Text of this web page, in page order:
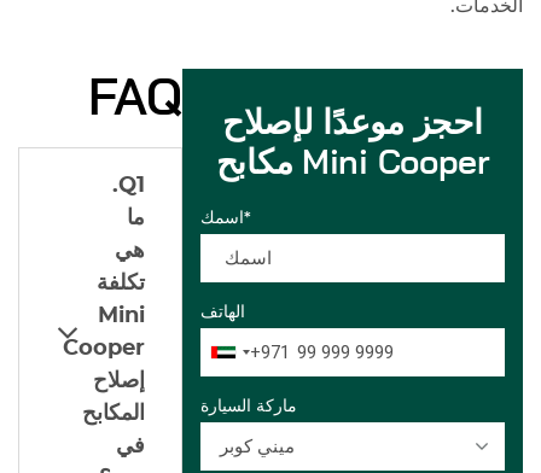
الخدمات.
FAQ
Q1.
ما
هي
تكلفة
Mini
Cooper
إصلاح
المكابح
في
احجز موعدًا لإصلاح
مكابح Mini Cooper
اسمك*
الهاتف
+971
ماركة السيارة
ميني كوبر